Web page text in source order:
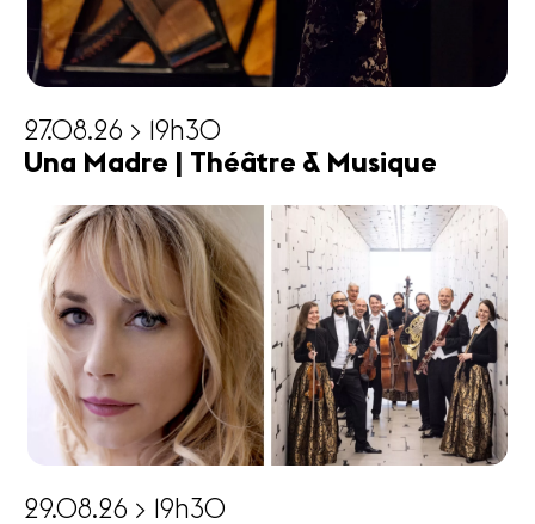
27.08.26 > 19h30
Una Madre | Théâtre & Musique
29.08.26 > 19h30